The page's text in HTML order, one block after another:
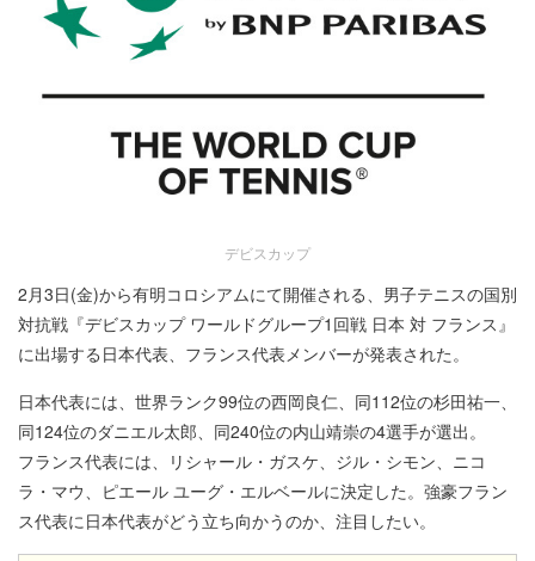
デビスカップ
2月3日(金)から有明コロシアムにて開催される、男子テニスの国別
対抗戦『デビスカップ ワールドグループ1回戦 日本 対 フランス』
に出場する日本代表、フランス代表メンバーが発表された。
日本代表には、世界ランク99位の西岡良仁、同112位の杉田祐一、
同124位のダニエル太郎、同240位の内山靖崇の4選手が選出。
フランス代表には、リシャール・ガスケ、ジル・シモン、ニコ
ラ・マウ、ピエール ユーグ・エルベールに決定した。強豪フラン
ス代表に日本代表がどう立ち向かうのか、注目したい。